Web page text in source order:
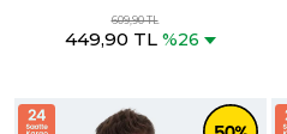
Siyah Tişört
609,90 TL
449,90 TL %26